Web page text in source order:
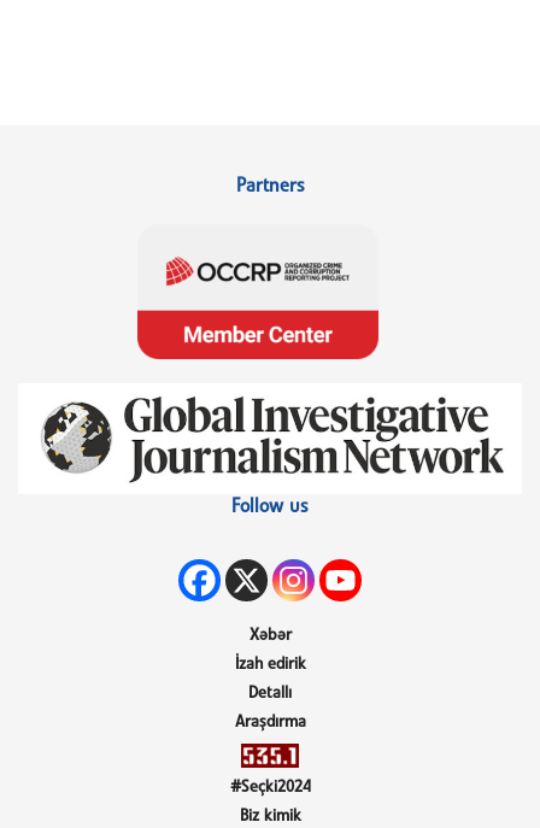
Partners
Follow us
Xəbər
İzah edirik
Detallı
Araşdırma
#Seçki2024
Biz kimik